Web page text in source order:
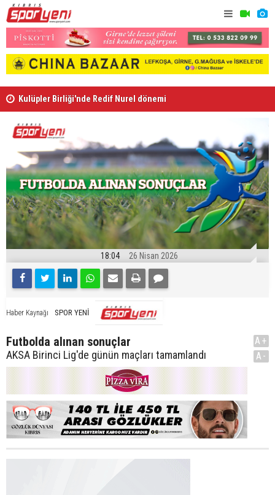
Kulüpler Birliği'nde Redif Nurel dönemi
18:04 26 Nisan 2026
Haber Kaynağı SPOR YENİ
Futbolda alınan sonuçlar
AKSA Birinci Lig'de günün maçları tamamlandı
A+
A-